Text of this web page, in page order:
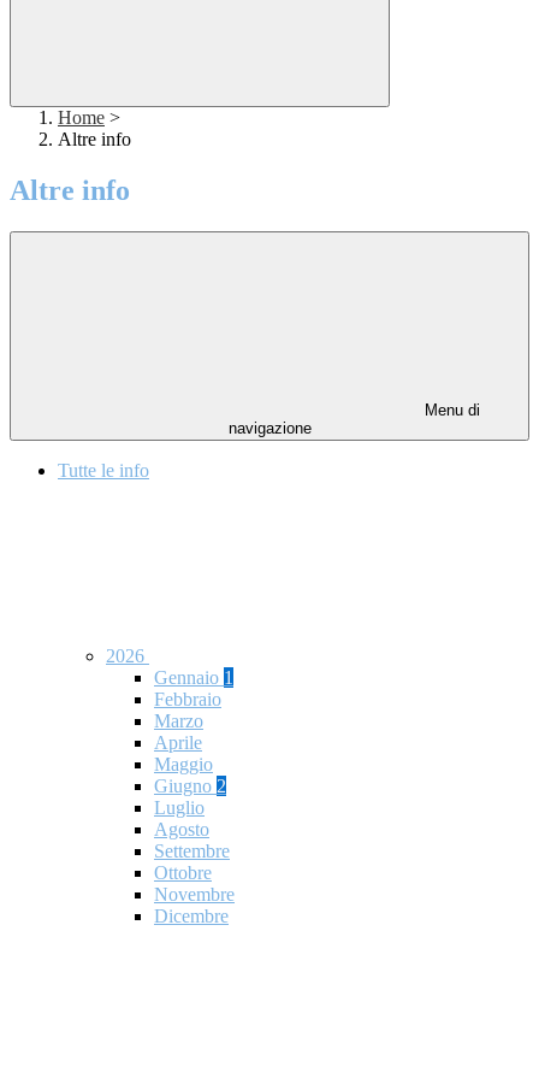
Home >
Altre info
Altre info
Menu di
navigazione
Tutte le info
2026
Gennaio 1
Febbraio
Marzo
Aprile
Maggio
Giugno 2
Luglio
Agosto
Settembre
Ottobre
Novembre
Dicembre